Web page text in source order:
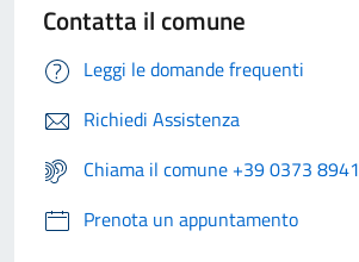
Contatta il comune
Leggi le domande frequenti
Richiedi Assistenza
Chiama il comune +39 0373 8941
Prenota un appuntamento